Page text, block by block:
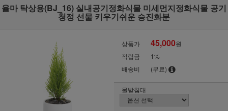
율마 탁상용(BJ_16) 실내공기정화식물 미세먼지정화식물 공기
청정 선물 키우기쉬운 승진화분
상품가 45,000원
적립금
1%
배송비
(무료)
물받침대